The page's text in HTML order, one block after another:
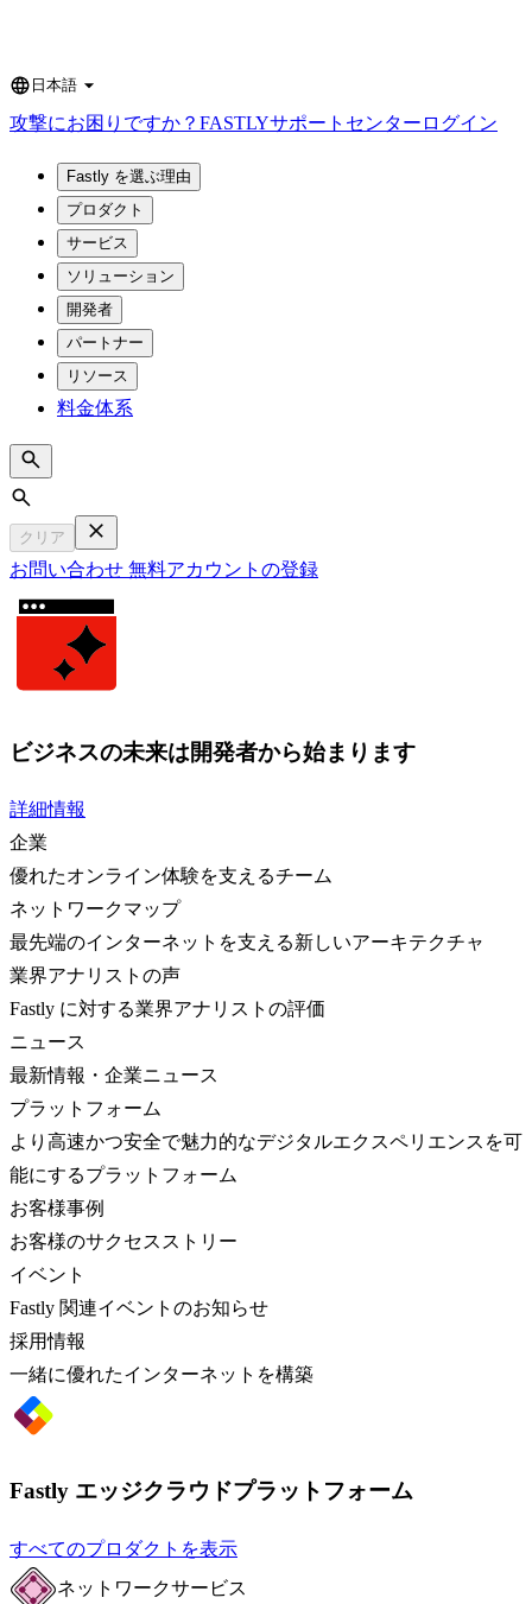
Language
日本語
攻撃にお困りですか？ FASTLYサポートセンター ログイン
Fastly を選ぶ理由
プロダクト
サービス
ソリューション
開発者
パートナー
リソース
料金体系
Search
クリア
お問い合わせ 無料アカウントの登録
ビジネスの未来は開発者から始まります
詳細情報
企業
優れたオンライン体験を支えるチーム
ネットワークマップ
最先端のインターネットを支える新しいアーキテクチャ
業界アナリストの声
Fastly に対する業界アナリストの評価
ニュース
最新情報・企業ニュース
プラットフォーム
より高速かつ安全で魅力的なデジタルエクスペリエンスを可
能にするプラットフォーム
お客様事例
お客様のサクセスストリー
イベント
Fastly 関連イベントのお知らせ
採用情報
一緒に優れたインターネットを構築
Fastly エッジクラウドプラットフォーム
すべてのプロダクトを表示
ネットワークサービス